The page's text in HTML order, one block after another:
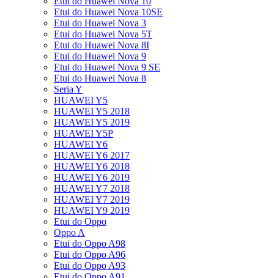
Etui do Huawei Nova 10SE
Etui do Huawei Nova 3
Etui do Huawei Nova 5T
Etui do Huawei Nova 8I
Etui do Huawei Nova 9
Etui do Huawei Nova 9 SE
Etui do Huawei Nova 8
Seria Y
HUAWEI Y5
HUAWEI Y5 2018
HUAWEI Y5 2019
HUAWEI Y5P
HUAWEI Y6
HUAWEI Y6 2017
HUAWEI Y6 2018
HUAWEI Y6 2019
HUAWEI Y7 2018
HUAWEI Y7 2019
HUAWEI Y9 2019
Etui do Oppo
Oppo A
Etui do Oppo A98
Etui do Oppo A96
Etui do Oppo A93